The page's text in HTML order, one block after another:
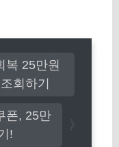
폰, 25만
!
복 25만원
회하기